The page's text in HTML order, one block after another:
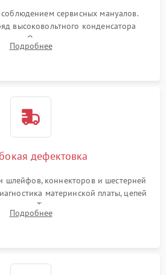
сервисных мануалов.
высоковольтного конденсатора
Очистка внутренних узлов от
влаги с помощью спецсредств.
Подробнее
дефектовка
шлейфов, коннекторов и шестерней
материнской платы, цепей
Тестирование механизма
внутрикамерной стабилизации.
Подробнее